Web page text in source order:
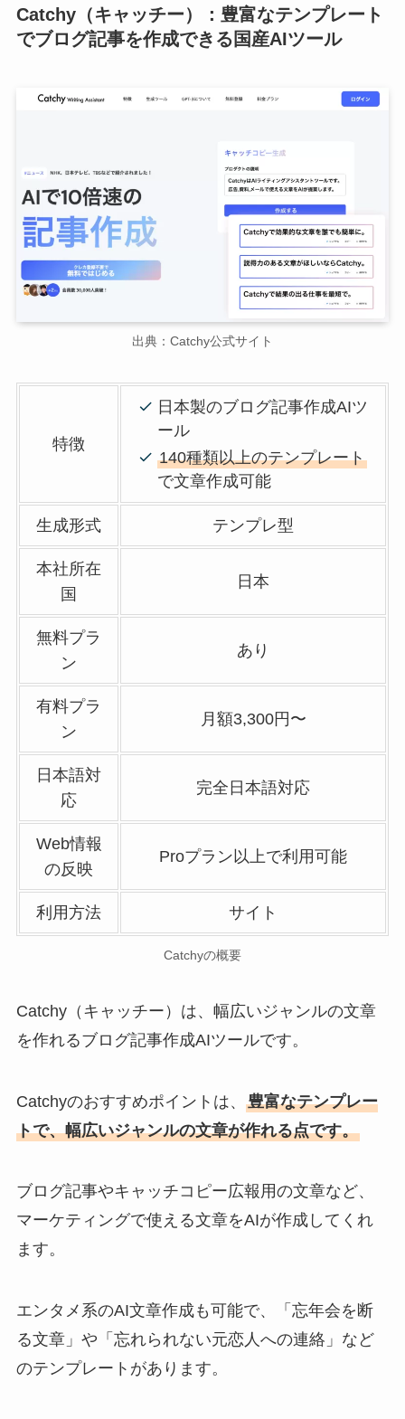
Catchy（キャッチー）：豊富なテンプレート
でブログ記事を作成できる国産AIツール
出典：Catchy公式サイト
特徴
日本製のブログ記事作成AIツ
ール
140種類以上のテンプレート
で文章作成可能
生成形式 テンプレ型
本社所在
国
日本
無料プラ
ン
あり
有料プラ
ン
月額3,300円〜
日本語対
応
完全日本語対応
Web情報
の反映
Proプラン以上で利用可能
利用方法 サイト
Catchyの概要
Catchy（キャッチー）は、幅広いジャンルの文章
を作れるブログ記事作成AIツールです。
Catchyのおすすめポイントは、 豊富なテンプレー
トで、幅広いジャンルの文章が作れる点です。
ブログ記事やキャッチコピー広報用の文章など、
マーケティングで使える文章をAIが作成してくれ
ます。
エンタメ系のAI文章作成も可能で、「忘年会を断
る文章」や「忘れられない元恋人への連絡」など
のテンプレートがあります。